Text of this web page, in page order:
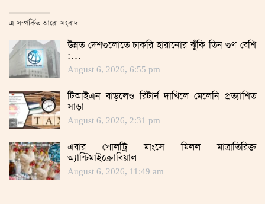
এ সম্পর্কিত আরো সংবাদ
উন্নত দেশগুলোতে চাকরি হারানোর ঝুঁকি তিন গুণ বেশি
:…
August 6, 2026, 6:55 pm
টিআইএন বাড়লেও রিটার্ন দাখিলে মেলেনি প্রত্যাশিত
সাড়া
August 6, 2026, 2:31 pm
এবার পোলট্রি মাংসে মিলল মাত্রাতিরিক্ত
অ্যান্টিমাইক্রোবিয়াল
August 6, 2026, 11:49 am